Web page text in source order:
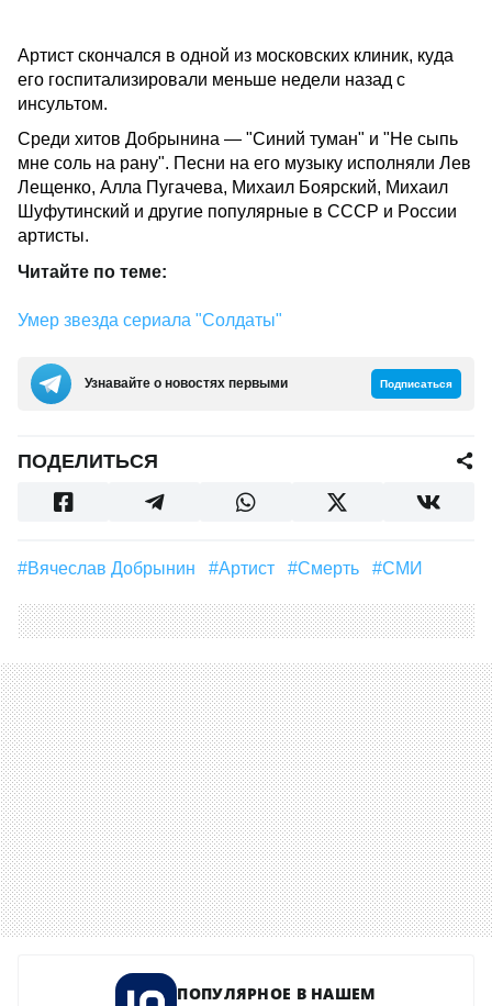
Артист скончался в одной из московских клиник, куда
его госпитализировали меньше недели назад с
инсультом.
Среди хитов Добрынина — "Синий туман" и "Не сыпь
мне соль на рану". Песни на его музыку исполняли Лев
Лещенко, Алла Пугачева, Михаил Боярский, Михаил
Шуфутинский и другие популярные в СССР и России
артисты.
Читайте по теме:
Умер звезда сериала "Солдаты"
Узнавайте о новостях первыми Подписаться
ПОДЕЛИТЬСЯ
#Вячеслав Добрынин #артист #смерть #СМИ